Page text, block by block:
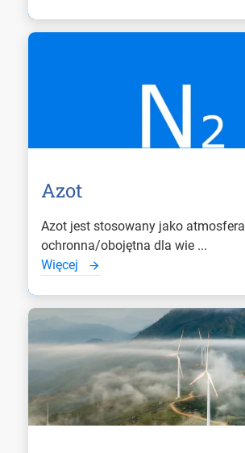
Azot
Azot jest stosowany jako atmosfera
ochronna/obojętna dla wie ...
Więcej